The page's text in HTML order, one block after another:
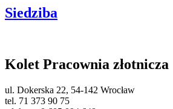
Siedziba
Kolet Pracownia złotnicza
ul. Dokerska 22, 54-142 Wrocław
tel. 71 373 90 75